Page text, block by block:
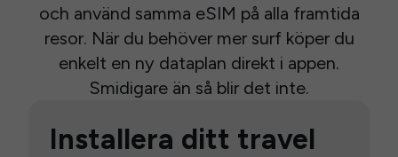
och använd samma eSIM på alla framtida
resor. När du behöver mer surf köper du
enkelt en ny dataplan direkt i appen.
Smidigare än så blir det inte.
Installera ditt travel